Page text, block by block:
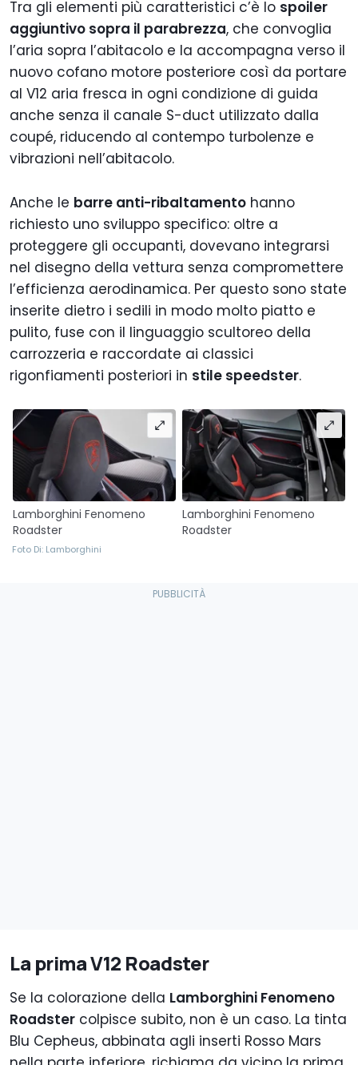
Tra gli elementi più caratteristici c’è lo spoiler
aggiuntivo sopra il parabrezza, che convoglia
l’aria sopra l’abitacolo e la accompagna verso il
nuovo cofano motore posteriore così da portare
al V12 aria fresca in ogni condizione di guida
anche senza il canale S-duct utilizzato dalla
coupé, riducendo al contempo turbolenze e
vibrazioni nell’abitacolo.
Anche le barre anti-ribaltamento hanno
richiesto uno sviluppo specifico: oltre a
proteggere gli occupanti, dovevano integrarsi
nel disegno della vettura senza compromettere
l’efficienza aerodinamica. Per questo sono state
inserite dietro i sedili in modo molto piatto e
pulito, fuse con il linguaggio scultoreo della
carrozzeria e raccordate ai classici
rigonfiamenti posteriori in stile speedster.
Lamborghini Fenomeno
Roadster
Lamborghini Fenomeno
Roadster
Foto Di: Lamborghini
La prima V12 Roadster
Se la colorazione della Lamborghini Fenomeno
Roadster colpisce subito, non è un caso. La tinta
Blu Cepheus, abbinata agli inserti Rosso Mars